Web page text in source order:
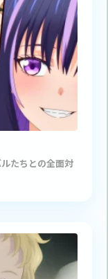
たちとの全面対